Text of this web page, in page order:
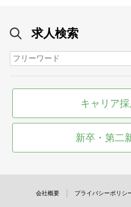
求人検索
キャリア採
新卒・第二
会社概要 プライバシーポリシ